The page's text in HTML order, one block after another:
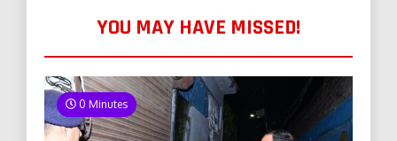
YOU MAY HAVE MISSED!
0 Minutes